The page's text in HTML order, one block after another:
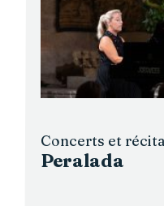
Concerts et
Peralada